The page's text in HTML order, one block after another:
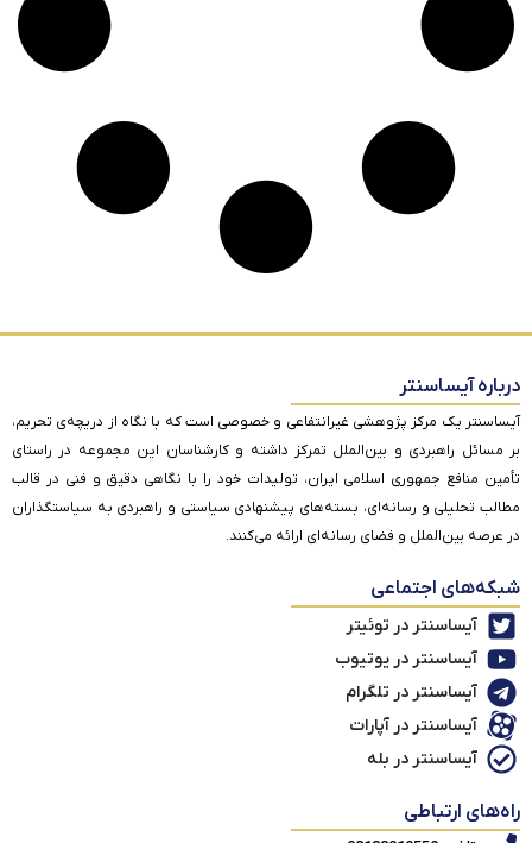
درباره آیساسنتر
آیساسنتر یک مرکز پژوهشی غیرانتفاعی و خصوصی است که با نگاه از دریچه‌ی تحریم،
بر مسائل راهبردی و بین‌الملل تمرکز داشته و کارشناسان این مجموعه در راستای
تأمین منافع جمهوری اسلامی ایران، تولیدات خود را با نگاهی دقیق و فنی در قالب
مطالب تحلیلی و رسانه‌ای، بسته‌های پیشنهادی سیاستی و راهبردی به سیاستگذاران
در عرصه بین‌الملل و فضای رسانه‌ای ارائه می‌کنند.
شبکه‌های اجتماعی
آیساسنتر در توئیتر
آیساسنتر در یوتیوب
آیساسنتر در تلگرام
آیساسنتر در آپارات
آیساسنتر در بله
راه‌های ارتباطی